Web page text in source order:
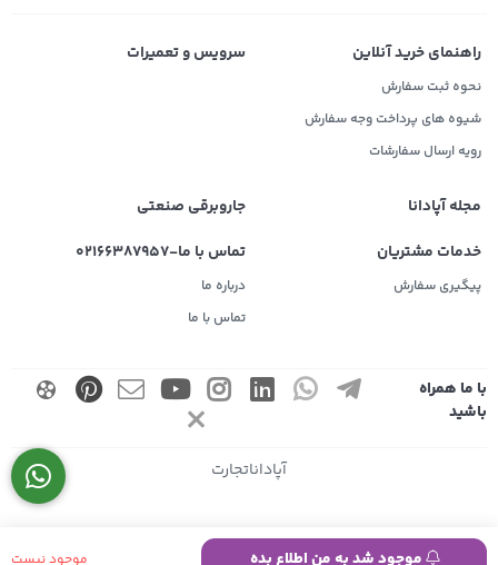
موجود شد به من اطلاع بده موجود نیست
راهنمای خرید آنلاین
نحوه ثبت سفارش
شیوه های پرداخت وجه سفارش
رویه ارسال سفارشات
سرویس و تعمیرات
مجله آپادانا
جاروبرقی صنعتی
خدمات مشتریان
پیگیری سفارش
تماس با ما-02166387957
درباره ما
تماس با ما
با ما همراه
باشید
آپاداناتجارت